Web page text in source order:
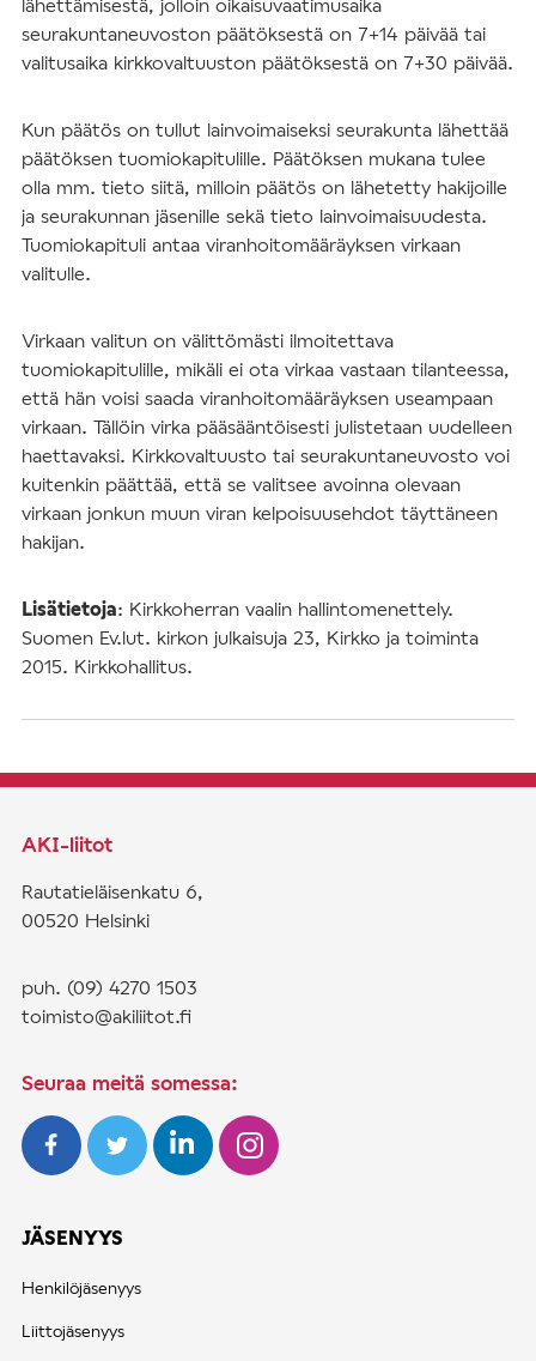
seurakuntaneuvoston päätöksestä on 7+14 päivää tai
valitusaika kirkkovaltuuston päätöksestä on 7+30 päivää.
Kun päätös on tullut lainvoimaiseksi seurakunta lähettää
päätöksen tuomiokapitulille. Päätöksen mukana tulee
olla mm. tieto siitä, milloin päätös on lähetetty hakijoille
ja seurakunnan jäsenille sekä tieto lainvoimaisuudesta.
Tuomiokapituli antaa viranhoitomääräyksen virkaan
valitulle.
Virkaan valitun on välittömästi ilmoitettava
tuomiokapitulille, mikäli ei ota virkaa vastaan tilanteessa,
että hän voisi saada viranhoitomääräyksen useampaan
virkaan. Tällöin virka pääsääntöisesti julistetaan uudelleen
haettavaksi. Kirkkovaltuusto tai seurakuntaneuvosto voi
kuitenkin päättää, että se valitsee avoinna olevaan
virkaan jonkun muun viran kelpoisuusehdot täyttäneen
hakijan.
Lisätietoja: Kirkkoherran vaalin hallintomenettely.
Suomen Ev.lut. kirkon julkaisuja 23, Kirkko ja toiminta
2015. Kirkkohallitus.
AKI-liitot
Rautatieläisenkatu 6,
00520 Helsinki
puh. (09) 4270 1503
toimisto@akiliitot.fi
Seuraa meitä somessa:
JÄSENYYS
Henkilöjäsenyys
Liittojäsenyys